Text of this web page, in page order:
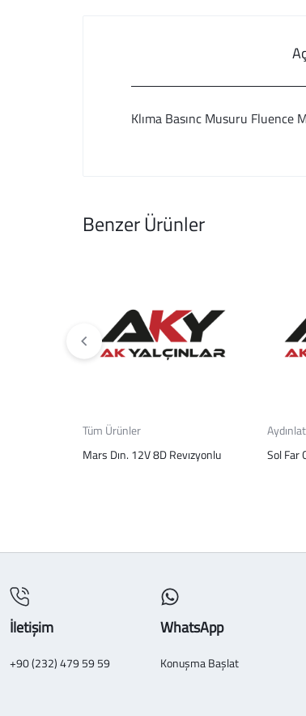
Klıma Basınc Musuru Fluence
Benzer Ürünler
Tüm Ürünler
Mars Dın. 12V 8D Revızyonlu
Sol Far
İletişim
+90 (232) 479 59 59
WhatsApp
Konuşma Başlat